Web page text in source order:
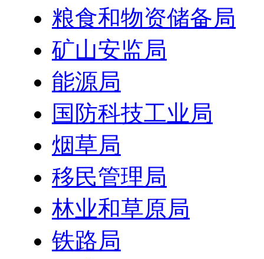
粮食和物资储备局
矿山安监局
能源局
国防科技工业局
烟草局
移民管理局
林业和草原局
铁路局